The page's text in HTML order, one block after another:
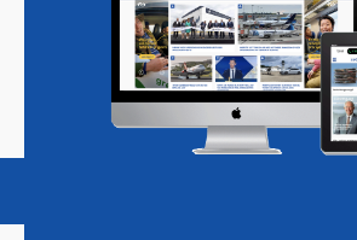
Magazine Podcasts